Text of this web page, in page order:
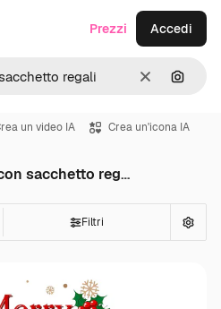
CancellaCerca
Prezzi Accedi
un video IA Crea un'icona IA
Vettori Di Babbo natale con sacchetto regali
Filtri